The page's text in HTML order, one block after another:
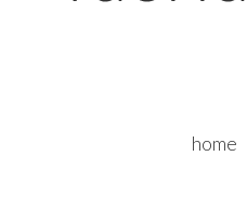
home